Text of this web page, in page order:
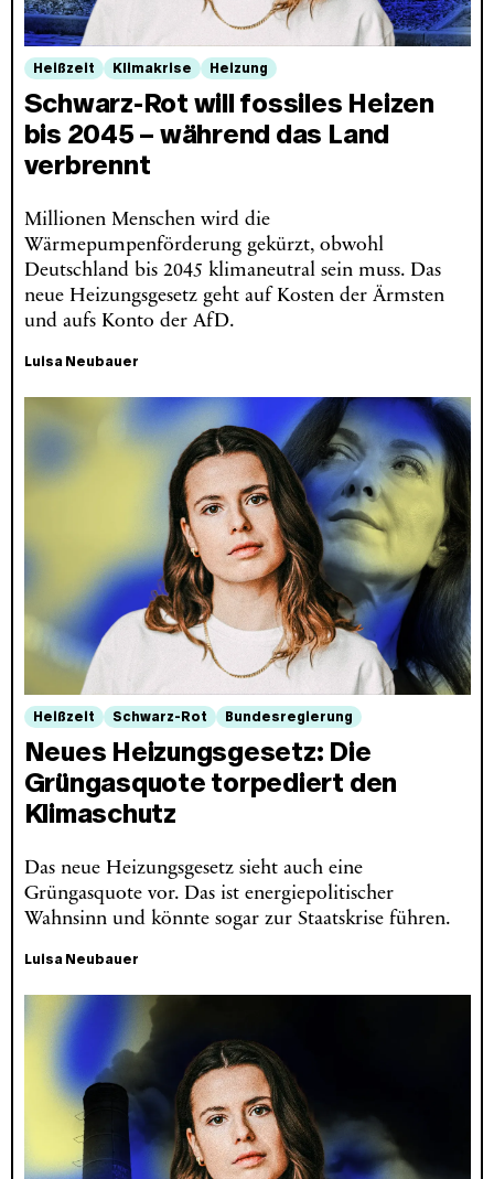
Heißzeit Klimakrise Heizung
Schwarz-Rot will fossiles Heizen
bis 2045 – während das Land
verbrennt
Millionen Menschen wird die
Wärmepumpenförderung gekürzt, obwohl
Deutschland bis 2045 klimaneutral sein muss. Das
neue Heizungsgesetz geht auf Kosten der Ärmsten
und aufs Konto der AfD.
Luisa Neubauer
Heißzeit Schwarz-Rot Bundesregierung
Neues Heizungsgesetz: Die
Grüngasquote torpediert den
Klimaschutz
Das neue Heizungsgesetz sieht auch eine
Grüngasquote vor. Das ist energiepolitischer
Wahnsinn und könnte sogar zur Staatskrise führen.
Luisa Neubauer